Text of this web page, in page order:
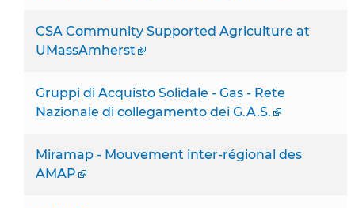
CSA Community Supported Agriculture at
UMassAmherst
Gruppi di Acquisto Solidale - Gas - Rete
Nazionale di collegamento dei G.A.S.
Miramap - Mouvement inter-régional des
AMAP